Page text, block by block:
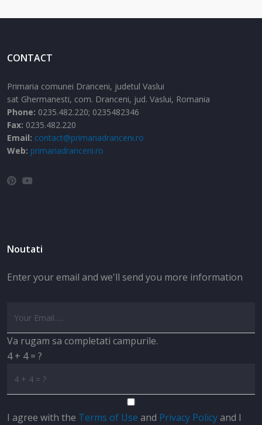
CONTACT
Primaria comunei Dranceni, judetul Vaslui
sat Ghermanesti, com. Dranceni, jud. Vaslui, Romania
Phone: 0235.482.220; 0235482346
Fax: 0235.482.220
Email: contact@primariadranceni.ro
Web: primariadranceni.ro
Noutati
Enter your email and we'll send you more information
Va rugam sa completati campurile.
4 + 4 = ?
I agree with the Terms of Use and Privacy Policyand I